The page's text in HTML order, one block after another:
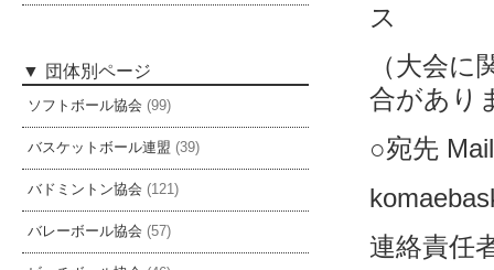
ス
（大会
合があり
○宛先
連絡責
団体別ページ
ソフトボール協会 (99)
バスケットボール連盟 (39)
バドミントン協会 (121)
バレーボール協会 (57)